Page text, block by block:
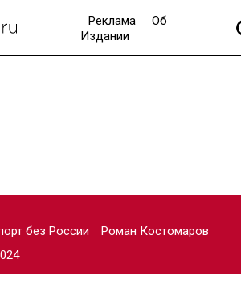
Реклама
Об
Издании
без России
Роман Костомаров